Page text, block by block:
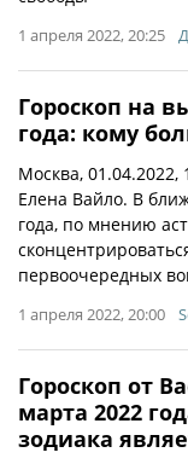
1 апреля 2022, 20:25
Гороскоп на
года: кому
Москва, 01.04.2022,
Елена Вайло. В
года, по мнению
первоочередных
1 апреля 2022, 20:00
Гороскоп от
марта 2022
зодиака